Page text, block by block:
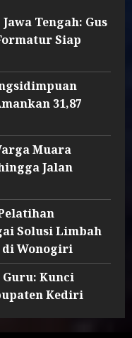
Tengah: Gus
Siap
31,87
Muara
Jalan
Solusi Limbah
Wonogiri
Guru: Kunci
Kediri